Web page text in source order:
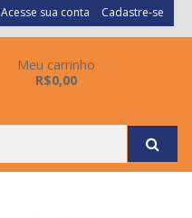
Acesse sua conta Cadastre-se
Meu carrinho
R$0,00